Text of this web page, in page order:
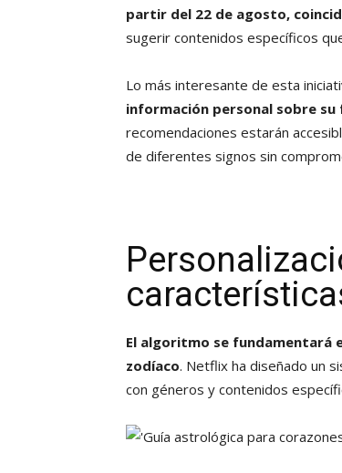
partir del 22 de agosto,
sugerir contenidos específicos
Lo más interesante de esta
información personal sobre
recomendaciones estarán
de diferentes signos sin
El algoritmo se fundamentará
zodíaco. Netflix ha diseñado un
con géneros y contenidos